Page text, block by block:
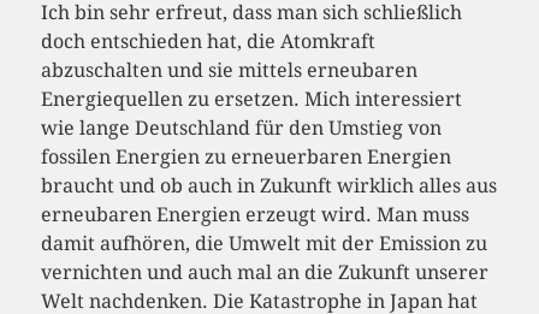
Ich bin sehr erfreut, dass man sich schließlich
doch entschieden hat, die Atomkraft
abzuschalten und sie mittels erneubaren
Energiequellen zu ersetzen. Mich interessiert
wie lange Deutschland für den Umstieg von
fossilen Energien zu erneuerbaren Energien
braucht und ob auch in Zukunft wirklich alles aus
erneubaren Energien erzeugt wird. Man muss
damit aufhören, die Umwelt mit der Emission zu
vernichten und auch mal an die Zukunft unserer
Welt nachdenken. Die Katastrophe in Japan hat